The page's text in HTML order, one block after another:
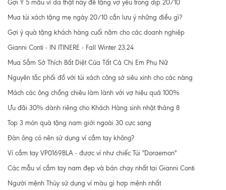
Gợi Ý 5 mẫu ví da thật này để tặng vợ yêu trong dịp 20/10
Mua túi xách tặng mẹ ngày 20/10 cần lưu ý những điều gì?
Gợi ý quà tặng khách hàng cuối năm cho các doanh nghiệp
Gianni Conti - IN ITINERE - Fall Winter 23.24
Mua Sắm Sở Thích Bất Diệt Của Tất Cả Chị Em Phụ Nữ
Nguyên tắc phối đồ với túi xách công sở siêu xinh cho các nàng
Mách các ông chồng chiêu làm lành với vợ hiệu quả 100%
Ưu đãi 30% dành riêng cho Khách Hàng sinh nhật tháng 8
Top 3 món quà tặng nam giới ngoài 30 cực sang
Đàn ông có nên sử dụng ví cầm tay không?
Ví cầm tay VP0169BLA - được ví như chiếc Túi "Doraemon"
Các mẫu ví cầm tay nam đẹp và bán chạy nhất tại Gianni Conti
Người mệnh Thủy sử dụng ví màu gì hợp mệnh nhất